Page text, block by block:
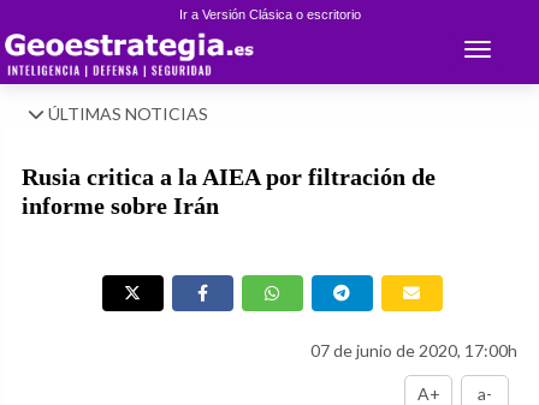
Ir a Versión Clásica o escritorio
Toggle
ÚLTIMAS NOTICIAS
Rusia critica a la AIEA por filtración de
informe sobre Irán
07 de junio de 2020, 17:00h
A+ a-